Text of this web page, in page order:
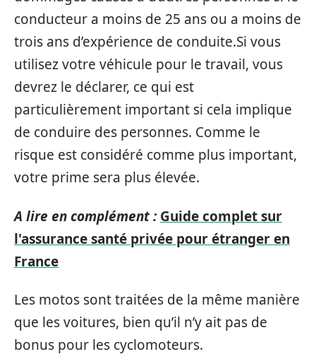
conducteur a moins de 25 ans ou a moins de
trois ans d’expérience de conduite.Si vous
utilisez votre véhicule pour le travail, vous
devrez le déclarer, ce qui est
particulièrement important si cela implique
de conduire des personnes. Comme le
risque est considéré comme plus important,
votre prime sera plus élevée.
A lire en complément : Guide complet sur
l'assurance santé privée pour étranger en
France
Les motos sont traitées de la même manière
que les voitures, bien qu’il n’y ait pas de
bonus pour les cyclomoteurs.